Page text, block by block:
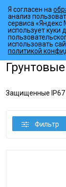
Главная страница •
Защищенные IP67
Фильтр
Я согласен на
анализ
сервиса «Яндекс
использует куки
использовать
политикой